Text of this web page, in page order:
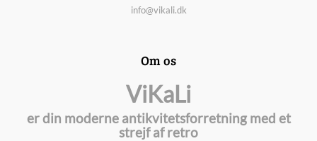
info@vikali.dk
Om os
ViKaLi
er din moderne antikvitetsforretning med et
strejf af retro